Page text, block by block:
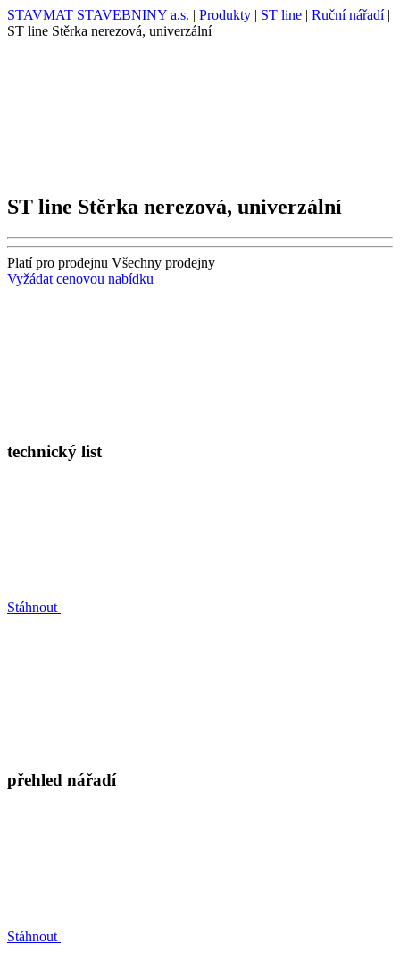
STAVMAT STAVEBNINY a.s. | Produkty | ST line | Ruční nářadí|
ST line Stěrka nerezová, univerzální
ST line Stěrka nerezová, univerzální
Platí pro prodejnu Všechny prodejny
Vyžádat cenovou nabídku
technický list
Stáhnout
přehled nářadí
Stáhnout